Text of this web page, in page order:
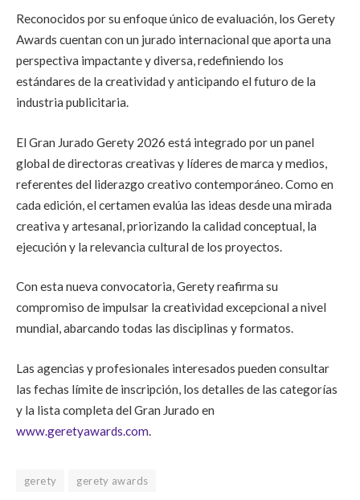
Reconocidos por su enfoque único de evaluación, los Gerety
Awards cuentan con un jurado internacional que aporta una
perspectiva impactante y diversa, redefiniendo los
estándares de la creatividad y anticipando el futuro de la
industria publicitaria.
El Gran Jurado Gerety 2026 está integrado por un panel
global de directoras creativas y líderes de marca y medios,
referentes del liderazgo creativo contemporáneo. Como en
cada edición, el certamen evalúa las ideas desde una mirada
creativa y artesanal, priorizando la calidad conceptual, la
ejecución y la relevancia cultural de los proyectos.
Con esta nueva convocatoria, Gerety reafirma su
compromiso de impulsar la creatividad excepcional a nivel
mundial, abarcando todas las disciplinas y formatos.
Las agencias y profesionales interesados pueden consultar
las fechas límite de inscripción, los detalles de las categorías
y la lista completa del Gran Jurado en
www.geretyawards.com.
gerety gerety awards